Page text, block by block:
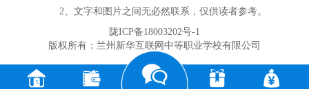
2、文字和图片之间无必然联系，仅供读者参考。
陇ICP备18003202号-1
版权所有：兰州新华互联网中等职业学校有限公司